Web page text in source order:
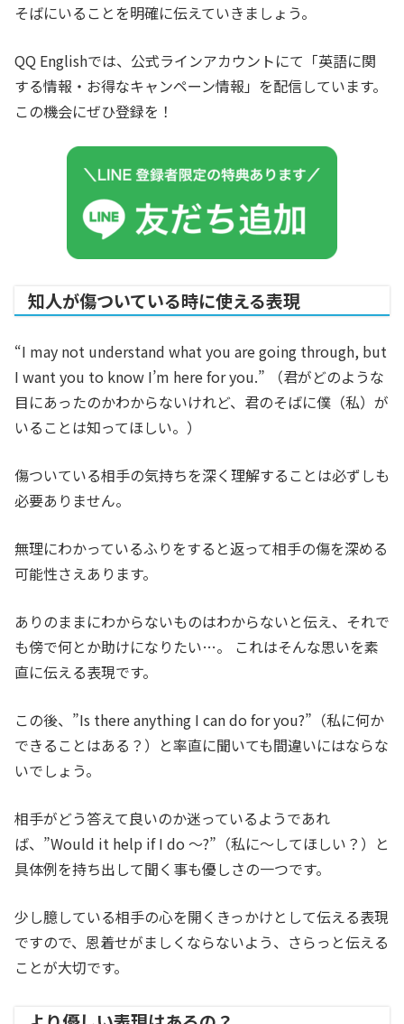
そばにいることを明確に伝えていきましょう。
QQ Englishでは、公式ラインアカウントにて「英語に関
する情報・お得なキャンペーン情報」を配信しています。
この機会にぜひ登録を！
知人が傷ついている時に使える表現
“I may not understand what you are going through, but
I want you to know I’m here for you.” （君がどのような
目にあったのかわからないけれど、君のそばに僕（私）が
いることは知ってほしい。）
傷ついている相手の気持ちを深く理解することは必ずしも
必要ありません。
無理にわかっているふりをすると返って相手の傷を深める
可能性さえあります。
ありのままにわからないものはわからないと伝え、それで
も傍で何とか助けになりたい…。 これはそんな思いを素
直に伝える表現です。
この後、”Is there anything I can do for you?”（私に何か
できることはある？）と率直に聞いても間違いにはならな
いでしょう。
相手がどう答えて良いのか迷っているようであれ
ば、”Would it help if I do ～?”（私に～してほしい？）と
具体例を持ち出して聞く事も優しさの一つです。
少し臆している相手の心を開くきっかけとして伝える表現
ですので、恩着せがましくならないよう、さらっと伝える
ことが大切です。